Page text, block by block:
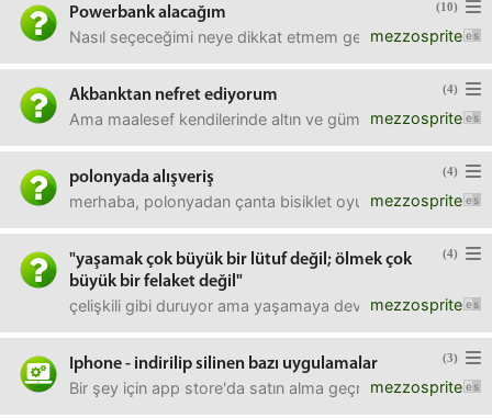
(10)
Powerbank alacağım
mezzosprite
Nasıl seçeceğimi neye dikkat etmem gerektiğini hiç
(4)
Akbanktan nefret ediyorum
mezzosprite
Ama maalesef kendilerinde altın ve gümüş hesabım var,
(4)
polonyada alışveriş
mezzosprite
merhaba, polonyadan çanta bisiklet oyuncak kozmetik
(4)
"yaşamak çok büyük bir lütuf değil; ölmek çok
büyük bir felaket değil"
mezzosprite
çelişkili gibi duruyor ama yaşamaya devam etmek için
(3)
Iphone - indirilip silinen bazı uygulamalar
mezzosprite
Bir şey için app store'da satın alma geçmişine bakarken